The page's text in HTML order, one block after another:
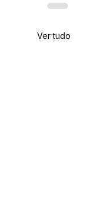
Ver tudo